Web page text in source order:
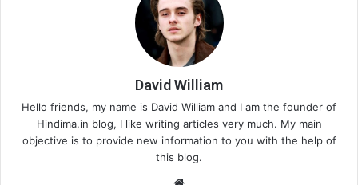
David William
Hello friends, my name is David William and I am the founder of
Hindima.in blog, I like writing articles very much. My main
objective is to provide new information to you with the help of
this blog.